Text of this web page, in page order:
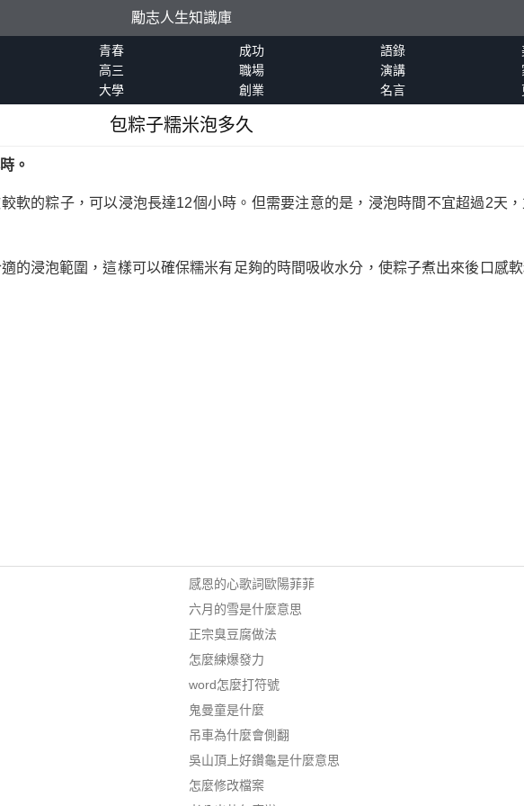
勵志人生知識庫
青春 成功 語錄
高三 職場 演講
大學 創業 名言
包粽子糯米泡多久
。
軟的粽子，可以浸泡長達12個小時。但需要注意的是，浸泡時間不宜超過2天
的浸泡範圍，這樣可以確保糯米有足夠的時間吸收水分，使粽子煮出來後口感
感恩的心歌詞歐陽菲菲
六月的雪是什麼意思
正宗臭豆腐做法
怎麼練爆發力
word怎麼打符號
鬼曼童是什麼
吊車為什麼會側翻
吳山頂上好鑽龜是什麼意思
怎麼修改檔案